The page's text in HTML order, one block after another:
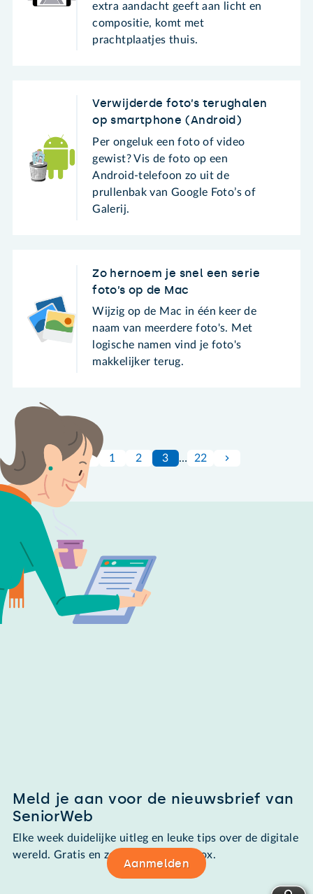
extra aandacht geeft aan licht en
compositie, komt met
prachtplaatjes thuis.
Verwijderde foto’s terughalen
op smartphone (Android)
Per ongeluk een foto of video
gewist? Vis de foto op een
Android-telefoon zo uit de
prullenbak van Google Foto’s of
Galerij.
Zo hernoem je snel een serie
foto’s op de Mac
Wijzig op de Mac in één keer de
naam van meerdere foto's. Met
logische namen vind je foto's
makkelijker terug.
1 2 3 … 22
Meld je aan voor de nieuwsbrief van
SeniorWeb
Elke week duidelijke uitleg en leuke tips over de digitale
wereld. Gratis en zomaar in de mailbox.
Aanmelden